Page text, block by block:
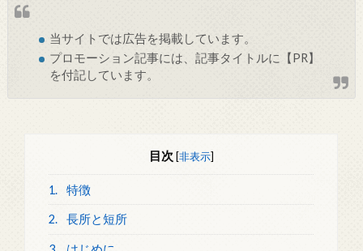
当サイトでは広告を掲載しています。
プロモーション記事には、記事タイトルに【PR】
を付記しています。
目次 [非表示]
1. 特徴
2. 長所と短所